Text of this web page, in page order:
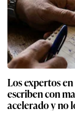
Los expertos
escriben con
acelerado y no